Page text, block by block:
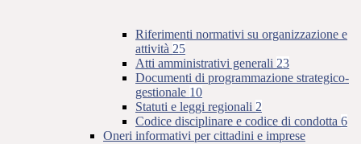
Riferimenti normativi su organizzazione e
attività 25
Atti amministrativi generali 23
Documenti di programmazione strategico-
gestionale 10
Statuti e leggi regionali 2
Codice disciplinare e codice di condotta 6
Oneri informativi per cittadini e imprese